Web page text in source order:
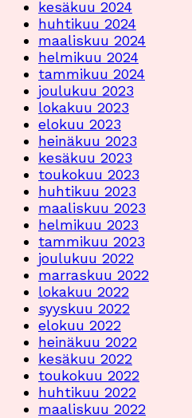
kesäkuu 2024
huhtikuu 2024
maaliskuu 2024
helmikuu 2024
tammikuu 2024
joulukuu 2023
lokakuu 2023
elokuu 2023
heinäkuu 2023
kesäkuu 2023
toukokuu 2023
huhtikuu 2023
maaliskuu 2023
helmikuu 2023
tammikuu 2023
joulukuu 2022
marraskuu 2022
lokakuu 2022
syyskuu 2022
elokuu 2022
heinäkuu 2022
kesäkuu 2022
toukokuu 2022
huhtikuu 2022
maaliskuu 2022